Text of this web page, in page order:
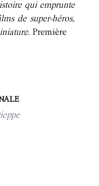
qui emprunte
de super-héros,
Première